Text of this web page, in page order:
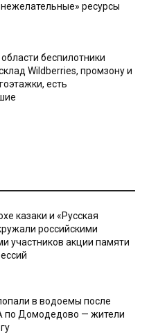
ресурсы
беспилотники
Wildberries, промзону и
есть
казаки и «Русская
российскими
участников акции памяти
в водоемы после
по Домодедово — жители